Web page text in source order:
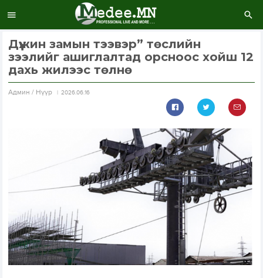
Дүүжин замын тээвэр” төслийн
зээлийг ашиглалтад орсноос хойш 12
дахь жилээс төлнө
Aдмин / Нүүр 2026.06.16